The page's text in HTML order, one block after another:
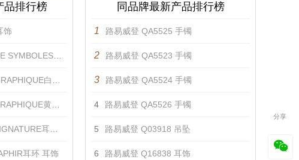
品排行榜
饰
耳环 耳饰
白金耳环 耳饰
黄金耳环 耳饰
耳环 耳饰
耳环 耳饰
同品牌最新产品排行榜
1 路易威登 QA5525 手镯
2 路易威登 QA5523 手镯
3 路易威登 QA5524 手镯
4 路易威登 QA5526 手镯
5 路易威登 Q03918 吊坠
6 路易威登 Q16838 耳饰
分享